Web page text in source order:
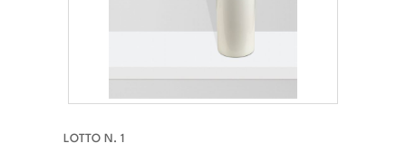
LOTTO N. 1